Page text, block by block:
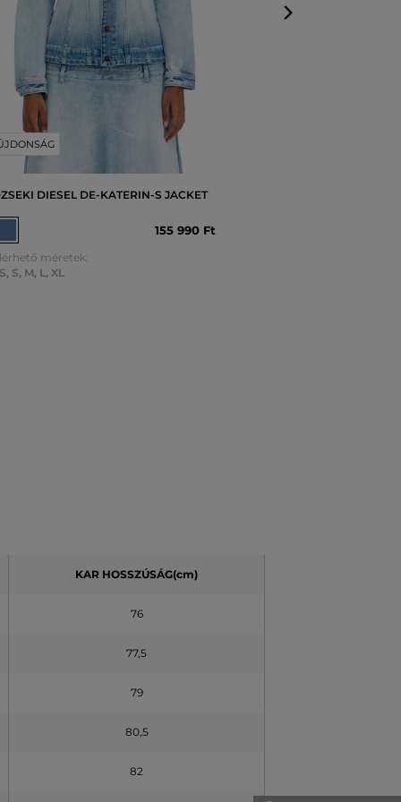
DIESEL DE-KATERIN-S JACKET
155 990 Ft
méretek:
, S, M, L, XL
KAR HOSSZÚSÁG(cm)
76
77,5
79
80,5
82